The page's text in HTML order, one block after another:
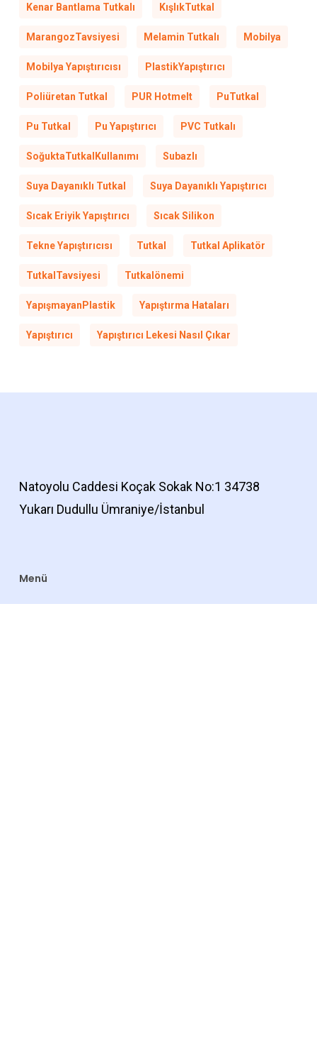
Kenar Bantlama Tutkalı KışlıkTutkal
MarangozTavsiyesi Melamin Tutkalı Mobilya
Mobilya Yapıştırıcısı PlastikYapıştırıcı
Poliüretan Tutkal PUR Hotmelt PuTutkal
Pu Tutkal Pu Yapıştırıcı PVC Tutkalı
SoğuktaTutkalKullanımı Subazlı
Suya Dayanıklı Tutkal Suya Dayanıklı Yapıştırıcı
Sıcak Eriyik Yapıştırıcı Sıcak Silikon
Tekne Yapıştırıcısı Tutkal Tutkal Aplikatör
TutkalTavsiyesi Tutkalönemi
YapışmayanPlastik Yapıştırma Hataları
Yapıştırıcı Yapıştırıcı Lekesi Nasıl Çıkar
Natoyolu Caddesi Koçak Sokak No:1 34738
Yukarı Dudullu Ümraniye/İstanbul
Menü